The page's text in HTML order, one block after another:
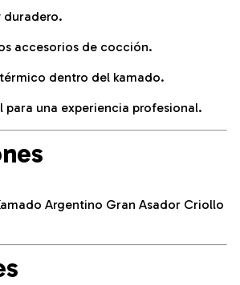
duradero.
accesorios de cocción.
dentro del kamado.
para una experiencia profesional.
Argentino Gran Asador Criollo